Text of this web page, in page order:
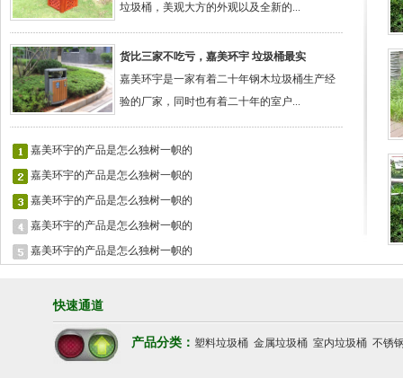
垃圾桶，美观大方的外观以及全新的...
货比三家不吃亏，嘉美环宇 垃圾桶最实
嘉美环宇是一家有着二十年钢木垃圾桶生产经
验的厂家，同时也有着二十年的室户...
嘉美环宇的产品是怎么独树一帜的
嘉美环宇的产品是怎么独树一帜的
嘉美环宇的产品是怎么独树一帜的
嘉美环宇的产品是怎么独树一帜的
嘉美环宇的产品是怎么独树一帜的
快速通道
产品分类： 塑料垃圾桶 金属垃圾桶 室内垃圾桶 不锈